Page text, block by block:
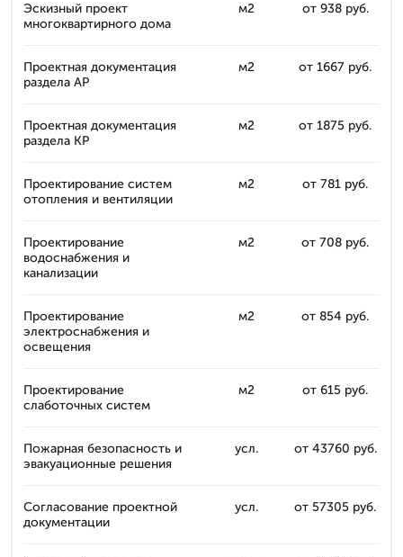
Эскизный проект
многоквартирного дома
м2 от 938 руб.
Проектная документация
раздела АР
м2 от 1667 руб.
Проектная документация
раздела КР
м2 от 1875 руб.
Проектирование систем
отопления и вентиляции
м2 от 781 руб.
Проектирование
водоснабжения и
канализации
м2 от 708 руб.
Проектирование
электроснабжения и
освещения
м2 от 854 руб.
Проектирование
слаботочных систем
м2 от 615 руб.
Пожарная безопасность и
эвакуационные решения
усл. от 43760 руб.
Согласование проектной
документации
усл. от 57305 руб.